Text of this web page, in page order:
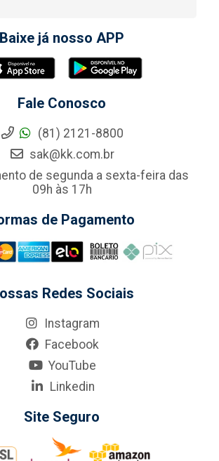
Baixe já nosso APP
Fale Conosco
(81) 2121-8800
sak@kk.com.br
de segunda a sexta-feira das
09h às 17h
de Pagamento
Redes Sociais
Instagram
Facebook
YouTube
Linkedin
Site Seguro